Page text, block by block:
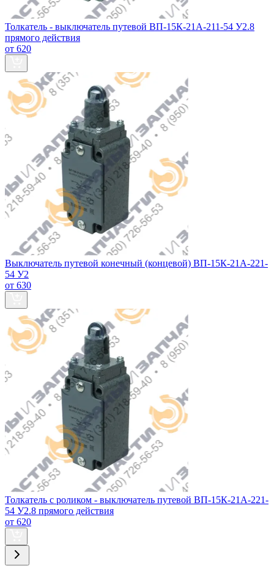
Толкатель - выключатель путевой ВП-15К-21А-211-54 У2.8
прямого действия
от 620
Выключатель путевой конечный (концевой) ВП-15К-21А-221-
54 У2
от 630
Толкатель с роликом - выключатель путевой ВП-15К-21А-221-
54 У2.8 прямого действия
от 620